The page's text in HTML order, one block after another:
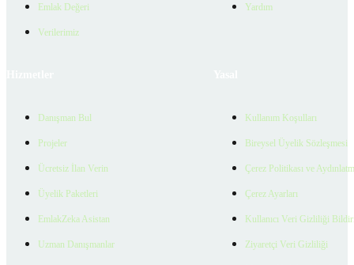
Emlak Değeri
Verilerimiz
Yardım
Danışman Bul
Projeler
Ücretsiz İlan Verin
Üyelik Paketleri
EmlakZeka Asistan
Uzman Danışmanlar
Kullanım Koşulları
Bireysel Üyelik Sözleşmesi
Çerez Politikası ve
Çerez Ayarları
Kullanıcı Veri Gizliliği
Ziyaretçi Veri Gizliliği